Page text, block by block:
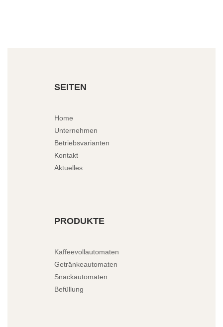
SEITEN
Home
Unternehmen
Betriebsvarianten
Kontakt
Aktuelles
PRODUKTE
Kaffeevollautomaten
Getränkeautomaten
Snackautomaten
Befüllung